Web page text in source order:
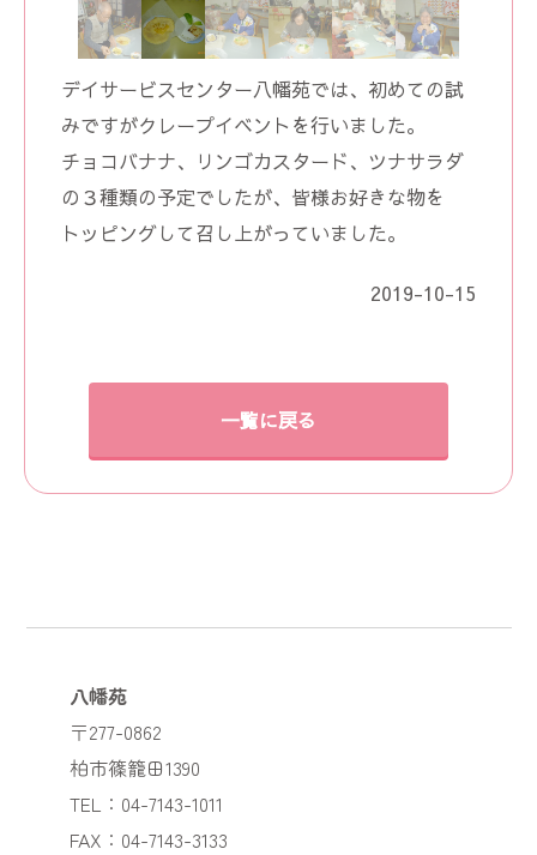
デイサービスセンター八幡苑では、初めての試
みですがクレープイベントを行いました。
チョコバナナ、リンゴカスタード、ツナサラダ
の３種類の予定でしたが、皆様お好きな物を
トッピングして召し上がっていました。
2019-10-15
一覧に戻る
八幡苑
〒277-0862
柏市篠籠田1390
TEL：04-7143-1011
FAX：04-7143-3133